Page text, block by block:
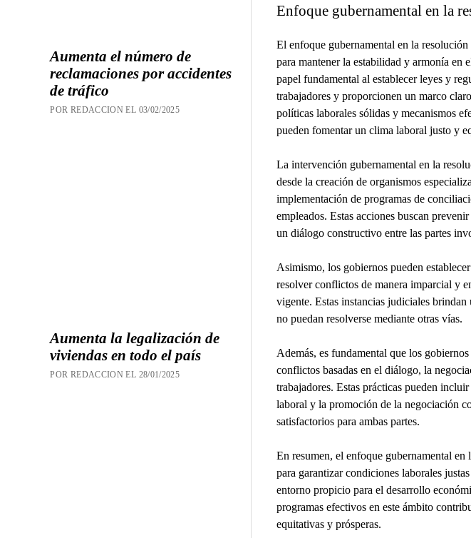
Aumenta el número de
reclamaciones por accidentes
de tráfico
POR REDACCION EL 03/02/2025
Aumenta la legalización de
viviendas en todo el país
POR REDACCION EL 28/01/2025
Enfoque gubernamental en la
El enfoque gubernamental en la
para mantener la estabilidad y armonía en
papel fundamental al establecer leyes y
trabajadores y proporcionen un marco
políticas laborales sólidas y mecanismos
pueden fomentar un clima laboral justo y
La intervención gubernamental en la
desde la creación de organismos
implementación de programas de
empleados. Estas acciones buscan
un diálogo constructivo entre las partes
Asimismo, los gobiernos pueden
resolver conflictos de manera imparcial y
vigente. Estas instancias judiciales
no puedan resolverse mediante otras vías.
Además, es fundamental que los
conflictos basadas en el diálogo, la
trabajadores. Estas prácticas pueden
laboral y la promoción de la negociación
satisfactorios para ambas partes.
En resumen, el enfoque gubernamental
para garantizar condiciones laborales
entorno propicio para el desarrollo
programas efectivos en este ámbito
equitativas y prósperas.